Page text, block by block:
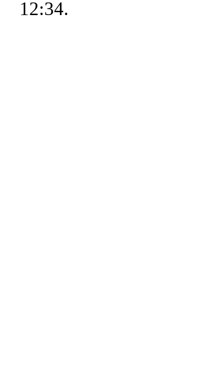
12:34.